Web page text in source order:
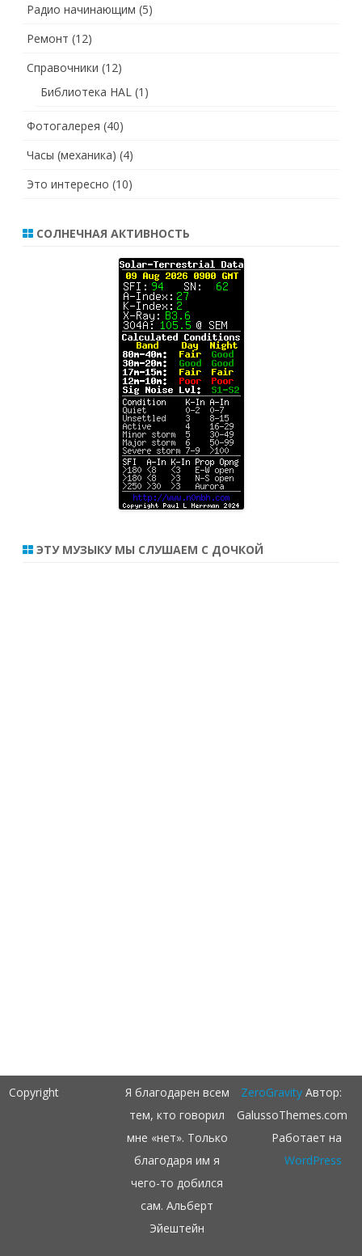
Радио начинающим (5)
Ремонт (12)
Справочники (12)
Библиотека HAL (1)
Фотогалерея (40)
Часы (механика) (4)
Это интересно (10)
СОЛНЕЧНАЯ АКТИВНОСТЬ
ЭТУ МУЗЫКУ МЫ СЛУШАЕМ С ДОЧКОЙ
Copyright
Я благодарен всем
тем, кто говорил
мне «нет». Только
благодаря им я
чего-то добился
сам. Альберт
Эйештейн
ZeroGravityАвтор:
GalussoThemes.com
Работает на
WordPress